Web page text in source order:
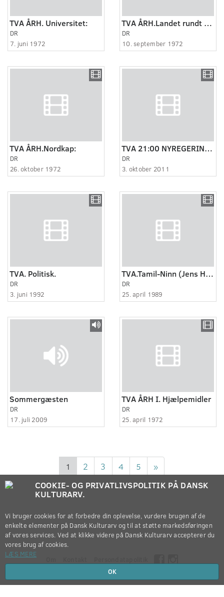
TVA ÅRH. Universitet:
DR
7. juni 1972
TVA ÅRH.Landet rundt - Esbjerg:
DR
10. september 1972
TVA ÅRH.Nordkap:
DR
26. oktober 1972
TVA 21:00 NYREGERING_1
DR
3. oktober 2011
TVA. Politisk.
DR
3. juni 1992
TVA.Tamil-Ninn (Jens Holme):
DR
25. april 1989
Sommergæsten
DR
17. juli 2009
TVA ÅRH I. Hjælpemidler
DR
25. april 1972
1 2 3 4 5 »
Copyright © 2012-2026
COOKIE- OG PRIVATLIVSPOLITIK PÅ DANSK
KULTURARV.
Vi bruger cookies for at forbedre din oplevelse, vurdere brugen af de
enkelte elementer på Dansk Kulturarv og til at støtte markedsføringen
af vores services. Ved at klikke videre på Dansk Kulturarv accepterer du
vores brug af cookies.
LÆS MERE
OK